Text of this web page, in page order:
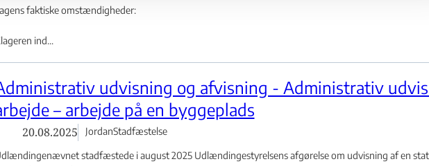
opholdstilladelse - Flere links
faktiske omstændigheder:
ind...
udvisning og afvisning - Administrativ
– arbejde på en byggeplads
20.08.2025 JordanStadfæstelse
stadfæstede i august 2025 Udlændingestyrelsens afgørelse om udvisning af en